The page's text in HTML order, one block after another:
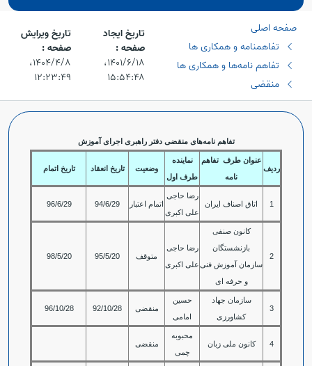
صفحه اصلی
تفاهمنامه و همکاری ها
تفاهم نامه‌ها و همکاری ها
منقضی
تاریخ ایجاد
صفحه :
۱۴۰۱/۶/۱۸،‏
۱۵:۵۴:۴۸
تاریخ ویرایش
صفحه :
۱۴۰۴/۴/۸،‏
۱۲:۲۳:۴۹
تفاهم‌ نامه‌های منقضی دفتر راهبری اجرای آموزش
ردیف
عنوان طرف تفاهم
نامه
نماینده
طرف اول
وضعیت تاریخ انعقاد تاریخ اتمام
1 اتاق اصناف ایران
رضا حاجی
علی اکبری
اتمام اعتبار 94/6/29
96/6/29
2
کانون صنفی
بازنشستگان
سازمان آموزش فنی
و حرفه ای
رضا حاجی
علی اکبری
متوقف 95/5/20
98/5/20
3
سازمان جهاد
کشاورزی
حسین
امامی
منقضی 92/10/28
96/10/28
4 کانون ملی زبان
محبوبه
چمی
منقضی